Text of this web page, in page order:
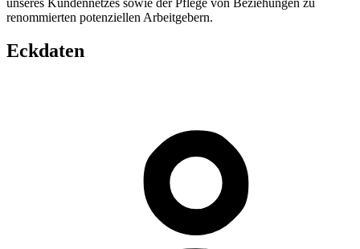
renommierten potenziellen Arbeitgebern.
Eckdaten